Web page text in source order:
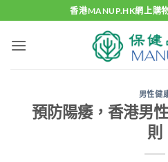
to
content
香港MANUP.HK網上購
男性健
預防陽痿，香港男
則